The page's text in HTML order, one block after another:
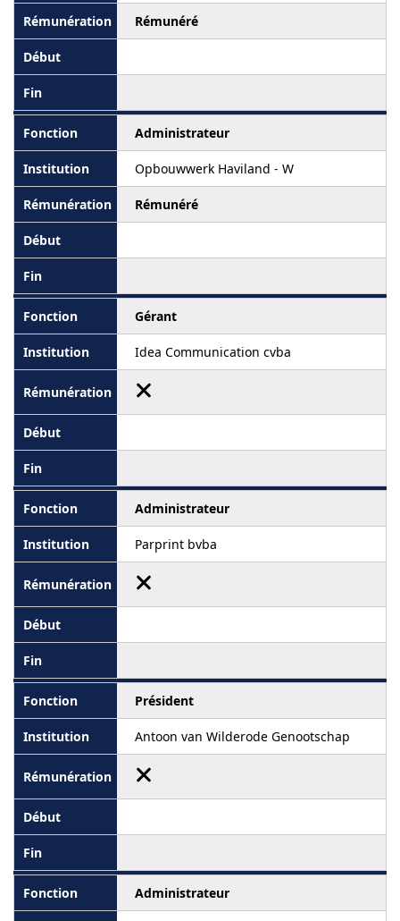
Rémunéré
Administrateur
Opbouwwerk Haviland - W
Rémunéré
Gérant
Idea Communication cvba
Administrateur
Parprint bvba
Président
Antoon van Wilderode Genootschap
Administrateur